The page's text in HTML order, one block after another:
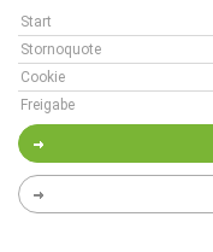
Start
Stornoquote
Cookie
Freigabe